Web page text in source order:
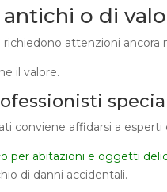
o di
attenzioni ancora
il valore.
conviene affidarsi a esperti
per abitazioni e oggetti
di danni accidentali.